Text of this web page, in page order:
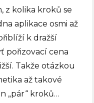
z kolika kroků se
aplikace osmi až
k dražší
pořizovací cena
Takže otázkou
až takové
„pár“ kroků…